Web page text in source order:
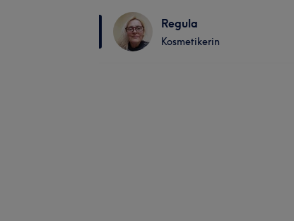
Regula
Kosmetikerin